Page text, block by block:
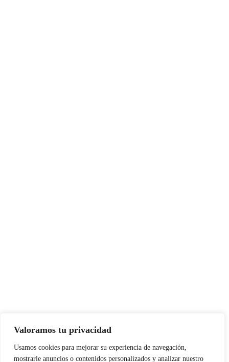
Valoramos tu privacidad
Usamos cookies para mejorar su experiencia de navegación,
mostrarle anuncios o contenidos personalizados y analizar nuestro